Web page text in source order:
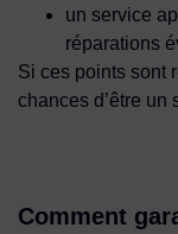
un service
réparations
Si ces points sont
chances d’être un
Comment